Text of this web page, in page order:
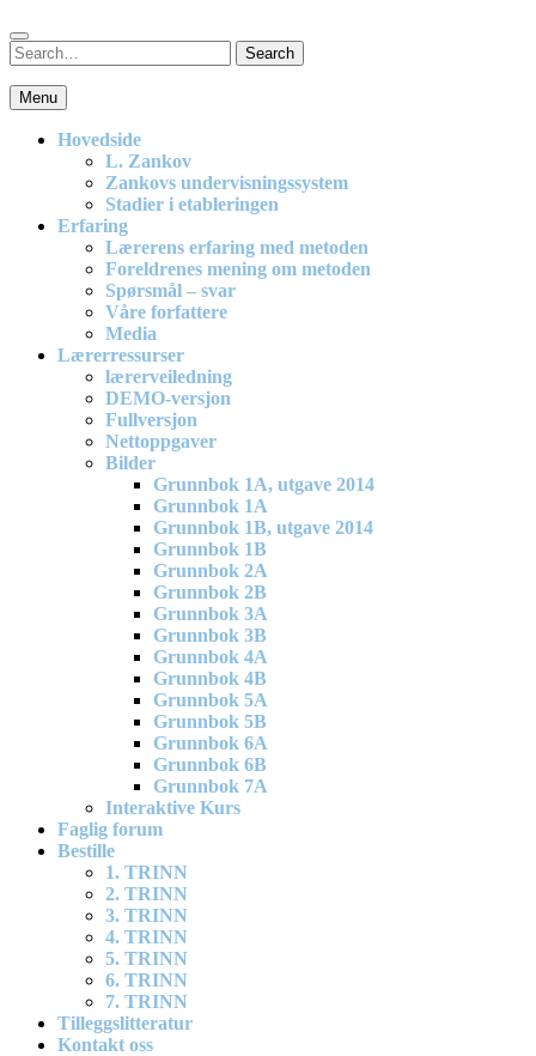
Search
for:
Search
En effektiv og spennende modell for matematikkundervisning i
barneskolen
Menu
Hovedside
L. Zankov
Zankovs undervisningssystem
Stadier i etableringen
Erfaring
Lærerens erfaring med metoden
Foreldrenes mening om metoden
Spørsmål – svar
Våre forfattere
Media
Lærerressurser
lærerveiledning
DEMO-versjon
Fullversjon
Nettoppgaver
Bilder
Grunnbok 1A, utgave 2014
Grunnbok 1A
Grunnbok 1B, utgave 2014
Grunnbok 1B
Grunnbok 2A
Grunnbok 2B
Grunnbok 3A
Grunnbok 3B
Grunnbok 4A
Grunnbok 4B
Grunnbok 5A
Grunnbok 5B
Grunnbok 6A
Grunnbok 6B
Grunnbok 7A
Interaktive Kurs
Faglig forum
Bestille
1. TRINN
2. TRINN
3. TRINN
4. TRINN
5. TRINN
6. TRINN
7. TRINN
Tilleggslitteratur
Kontakt oss